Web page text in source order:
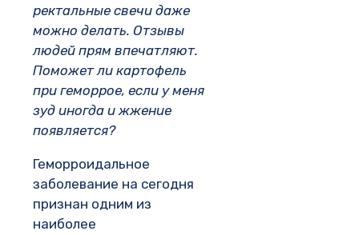
ректальные свечи даже
можно делать. Отзывы
людей прям впечатляют.
Поможет ли картофель
при геморрое, если у меня
зуд иногда и жжение
появляется?
Геморроидальное
заболевание на сегодня
признан одним из
наиболее